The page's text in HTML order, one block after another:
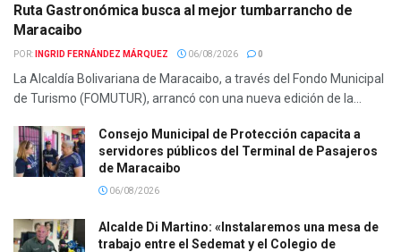
Ruta Gastronómica busca al mejor tumbarrancho de
Maracaibo
POR: INGRID FERNÁNDEZ MÁRQUEZ 06/08/2026 0
La Alcaldía Bolivariana de Maracaibo, a través del Fondo Municipal
de Turismo (FOMUTUR), arrancó con una nueva edición de la...
Consejo Municipal de Protección capacita a
servidores públicos del Terminal de Pasajeros
de Maracaibo
06/08/2026
Alcalde Di Martino: «Instalaremos una mesa de
trabajo entre el Sedemat y el Colegio de